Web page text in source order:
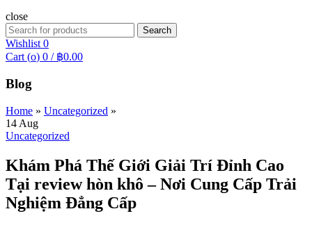
close
Search
for:
Search
Wishlist 0
Cart (o) 0 / ฿0.00
Blog
Home » Uncategorized »
14 Aug
Uncategorized
Khám Phá Thế Giới Giải Trí Đỉnh Cao
Tại review hòn khô – Nơi Cung Cấp Trải
Nghiệm Đẳng Cấp